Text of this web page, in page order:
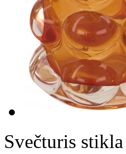
Svečturis